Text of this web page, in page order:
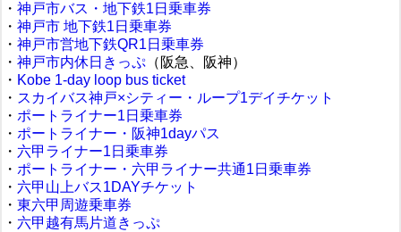
・ 神戸市バス・地下鉄1日乗車券
・ 神戸市 地下鉄1日乗車券
・ 神戸市営地下鉄QR1日乗車券
・ 神戸市内休日きっぷ （阪急、阪神）
・ Kobe 1-day loop bus ticket
・ スカイバス神戸×シティー・ループ1デイチケット
・ ポートライナー1日乗車券
・ ポートライナー・阪神1dayパス
・ 六甲ライナー1日乗車券
・ ポートライナー・六甲ライナー共通1日乗車券
・ 六甲山上バス1DAYチケット
・ 東六甲周遊乗車券
・ 六甲越有馬片道きっぷ